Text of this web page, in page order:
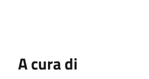
A cura di